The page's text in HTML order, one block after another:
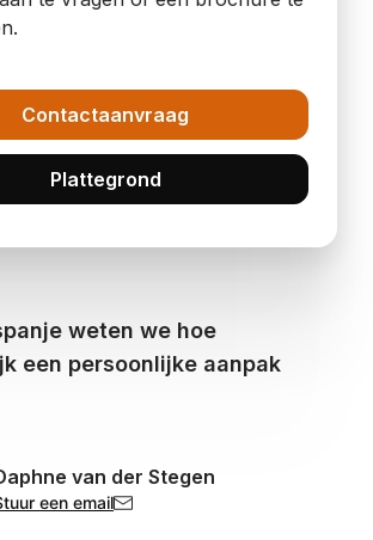
Contactaanvraag
Plattegrond
weten we hoe
een persoonlijke aanpak
van der Stegen
een email